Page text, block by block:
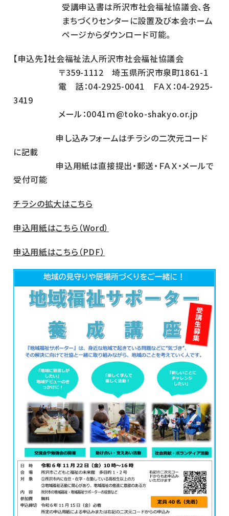
受講申込書は所沢市社会福祉協議会、各
まちづくりセンターに設置及び本会ホーム
ページからダウンロード可能。
【申込先】社会福祉法人所沢市社会福祉協議会
〒359-1112 埼玉県所沢市泉町1861-1
電 話：04-2925-0041 ＦＡＸ：04-2925-
3419
メール：0041ｍ@toko-shakyo.or.jp
申し込みフォームはチラシの二次元コード
に記載
申込用紙は直接提出・郵送・ＦＡＸ・メールで
受付可能
チラシの拡大はこちら
申込用紙はこちら（Word）
申込用紙はこちら（PDF）